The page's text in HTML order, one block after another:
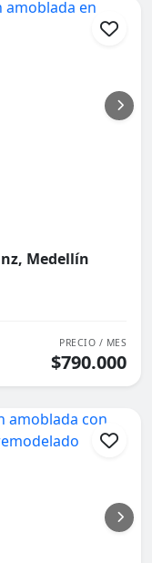
Medellín
PRECIO / MES
$790.000